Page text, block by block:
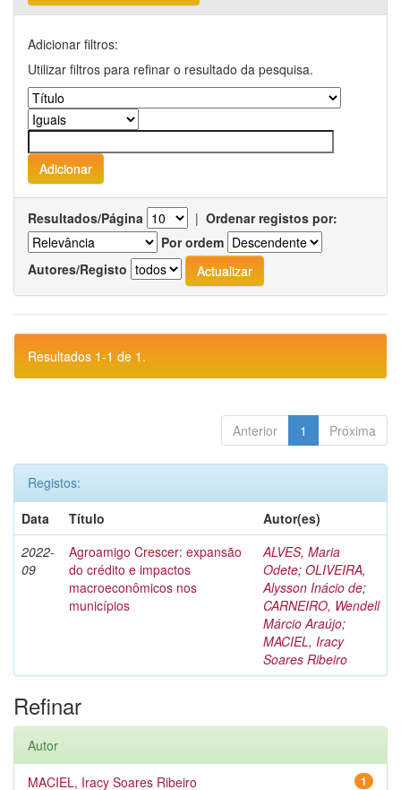
Adicionar filtros:
Utilizar filtros para refinar o resultado da pesquisa.
Resultados/Página | Ordenar registos por:
Por ordem
Autores/Registo
Resultados 1-1 de 1.
Anterior 1 Próxima
Registos:
Data
Título
Autor(es)
2022-
09
Agroamigo Crescer: expansão
do crédito e impactos
macroeconômicos nos
municípios
ALVES, Maria
Odete; OLIVEIRA,
Alysson Inácio de;
CARNEIRO, Wendell
Márcio Araújo;
MACIEL, Iracy
Soares Ribeiro
Refinar
Autor
1
MACIEL, Iracy Soares Ribeiro